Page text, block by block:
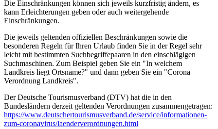
Die Einschränkungen können sich jeweils kurzfristig ändern, es
kann Erleichterungen geben oder auch weitergehende
Einschränkungen.
Die jeweils geltenden offiziellen Beschränkungen sowie die
besonderen Regeln für Ihren Urlaub finden Sie in der Regel sehr
leicht mit bestimmten Suchbegriffepaaren in den einschlägigen
Suchmaschinen. Zum Beispiel geben Sie ein "In welchem
Landkreis liegt Ortsname?" und dann geben Sie ein "Corona
Verordnung Landkreis".
Der Deutsche Tourismusverband (DTV) hat die in den
Bundesländern derzeit geltenden Verordnungen zusammengetragen:
https://www.deutscher­tourismusverband.de/­service/­informationen-
zum-coronavirus/­laenderverordnungen.html